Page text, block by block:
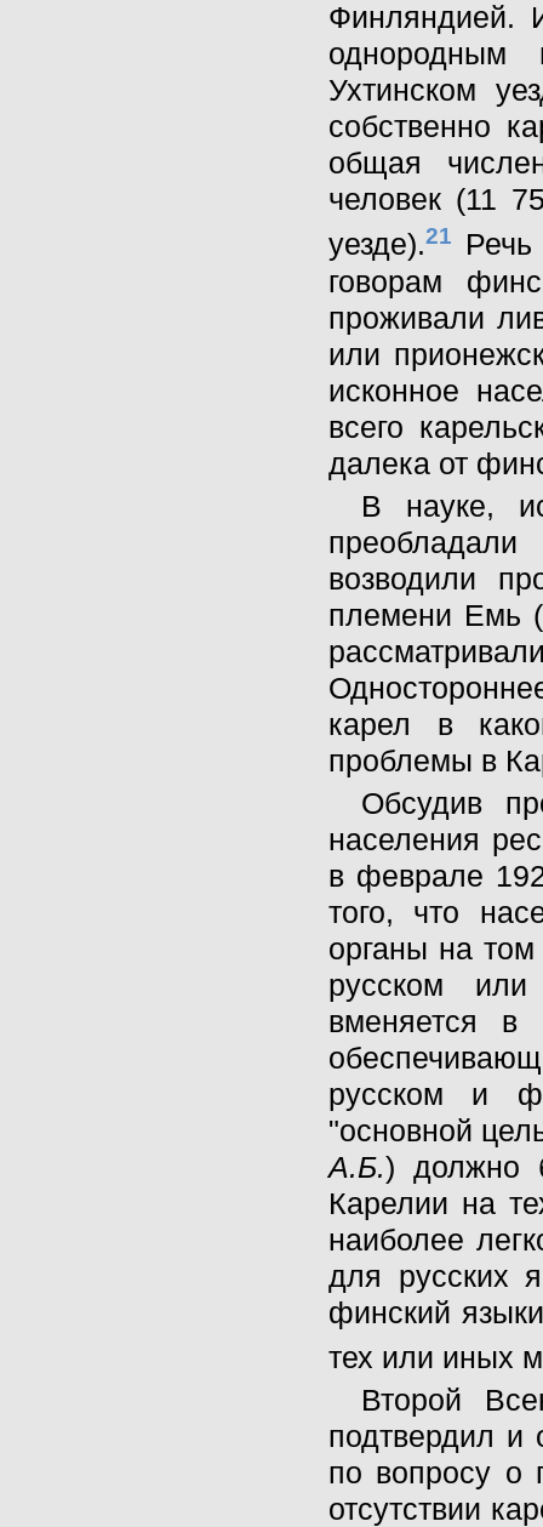
Финляндией.
Ухтинском
собственно
общая
человек (11
уезде).21
говорам
проживали
или
исконное
всего
далека от
В науке,
возводили
племени Емь
карел в
проблемы в
Обсудив
населения
в феврале
того, что
органы на
русском или
вменяется в
русском и
"основной
А.Б.) должно
Карелии на
наиболее
для русских
финский
тех или иных
Второй
подтвердил и
по вопросу о
отсутствии